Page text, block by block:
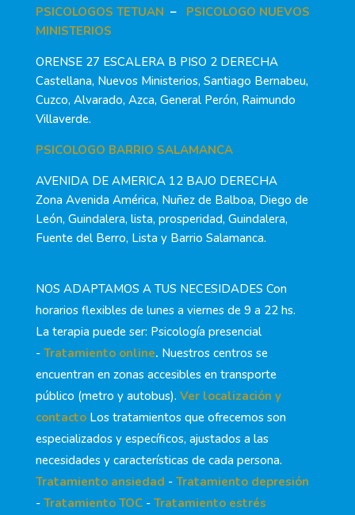
PSICOLOGOS TETUAN – PSICOLOGO NUEVOS
MINISTERIOS
ORENSE 27 ESCALERA B PISO 2 DERECHA
Castellana, Nuevos Ministerios, Santiago Bernabeu,
Cuzco, Alvarado, Azca, General Perón, Raimundo
Villaverde.
PSICOLOGO BARRIO SALAMANCA
AVENIDA DE AMERICA 12 BAJO DERECHA
Zona Avenida América, Nuñez de Balboa, Diego de
León, Guindalera, lista, prosperidad, Guindalera,
Fuente del Berro, Lista y Barrio Salamanca.
NOS ADAPTAMOS A TUS NECESIDADES Con
horarios flexibles de lunes a viernes de 9 a 22 hs.
La terapia puede ser: Psicología presencial
- Tratamiento online. Nuestros centros se
encuentran en zonas accesibles en transporte
público (metro y autobus). Ver localización y
contactoLos tratamientos que ofrecemos son
especializados y específicos, ajustados a las
necesidades y características de cada persona.
Tratamiento ansiedad - Tratamiento depresión
- Tratamiento TOC- Tratamiento estrés